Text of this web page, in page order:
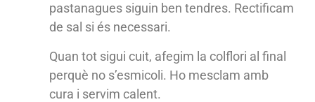
pastanagues siguin ben tendres. Rectificam
de sal si és necessari.
Quan tot sigui cuit, afegim la colflori al final
perquè no s’esmicoli. Ho mesclam amb
cura i servim calent.